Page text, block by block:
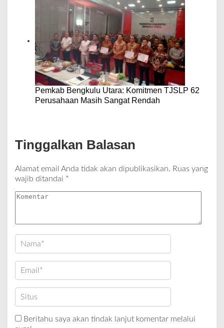
Pemkab Bengkulu Utara: Komitmen TJSLP 62
Perusahaan Masih Sangat Rendah
Tinggalkan Balasan
Alamat email Anda tidak akan dipublikasikan. Ruas yang
wajib ditandai *
Beritahu saya akan tindak lanjut komentar melalui